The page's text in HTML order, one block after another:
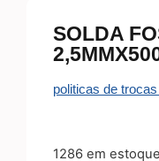
SOLDA
politicas de
1286 em estoque